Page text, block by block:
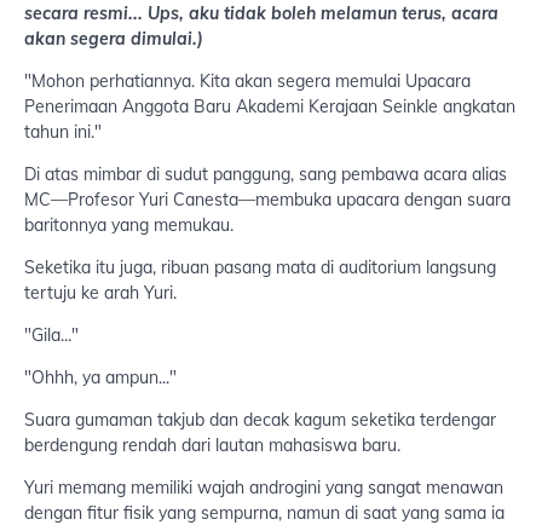
secara resmi... Ups, aku tidak boleh melamun terus, acara
akan segera dimulai.)
"Mohon perhatiannya. Kita akan segera memulai Upacara
Penerimaan Anggota Baru Akademi Kerajaan Seinkle angkatan
tahun ini."
Di atas mimbar di sudut panggung, sang pembawa acara alias
MC—Profesor Yuri Canesta—membuka upacara dengan suara
baritonnya yang memukau.
Seketika itu juga, ribuan pasang mata di auditorium langsung
tertuju ke arah Yuri.
"Gila..."
"Ohhh, ya ampun..."
Suara gumaman takjub dan decak kagum seketika terdengar
berdengung rendah dari lautan mahasiswa baru.
Yuri memang memiliki wajah androgini yang sangat menawan
dengan fitur fisik yang sempurna, namun di saat yang sama ia